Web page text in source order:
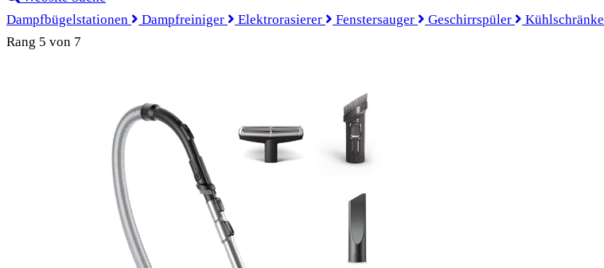
Dampfbügelstationen
Dampfreiniger Elektrorasierer Fenstersauger Geschirrspüler Kühlschränke
Rang 5 von 7